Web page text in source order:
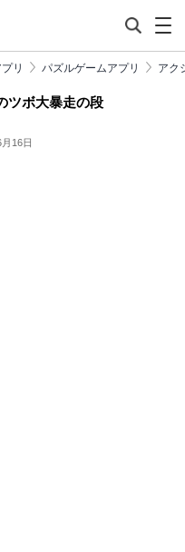
リ パズルゲームアプリ アク
ツボ大暴走の段
16日